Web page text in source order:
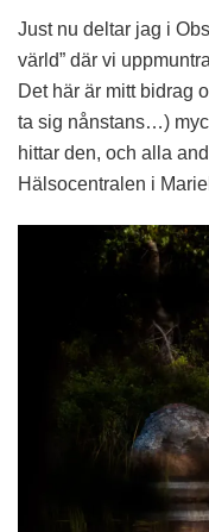
Just nu deltar jag i
värld” där vi
Det här är mitt bidrag
ta sig nånstans…)
hittar den, och alla
Hälsocentralen i